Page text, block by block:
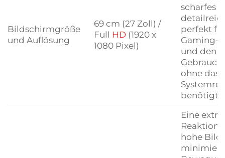
Bildschirmgröße
und Auflösung
69 cm (27 Zoll) /
Full HD(1920 x
1080 Pixel)
scharfes
perfekt
Gaming-
und den
ohne
benötigt
Eine
hohe